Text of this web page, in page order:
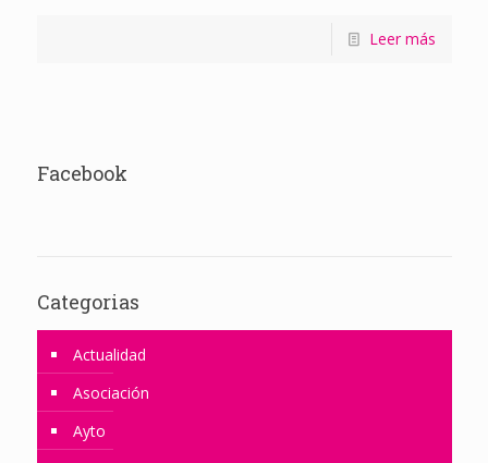
Leer más
Facebook
Categorias
Actualidad
Asociación
Ayto